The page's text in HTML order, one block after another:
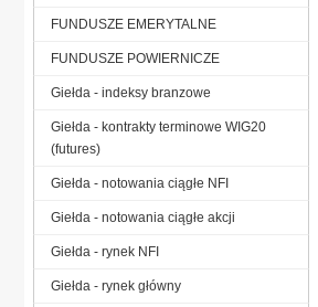
FUNDUSZE EMERYTALNE
FUNDUSZE POWIERNICZE
Giełda - indeksy branzowe
Giełda - kontrakty terminowe WIG20
(futures)
Giełda - notowania ciągłe NFI
Giełda - notowania ciągłe akcji
Giełda - rynek NFI
Giełda - rynek główny